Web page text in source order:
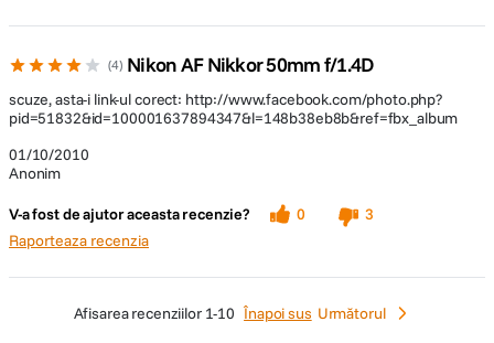
4 Nikon AF Nikkor 50mm f/1.4D
01/10/2010
Anonim
scuze, asta-i link-ul corect: http://www.facebook.com/photo.php?
pid=51832&id=100001637894347&l=148b38eb8b&ref=fbx_album
V-a fost de ajutor aceasta recenzie? 0
3
Raporteaza recenzia
afisarea recenziilor 1-10 Înapoi sus Următorul